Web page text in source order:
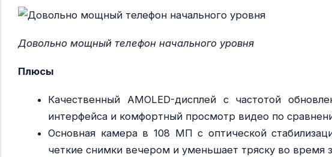
Довольно мощный телефон начального уровня
Плюсы
Качественный AMOLED-дисплей с частотой
интерфейса и комфортный просмотр видео по
Основная камера в 108 МП с оптической
четкие снимки вечером и уменьшает тряску во время